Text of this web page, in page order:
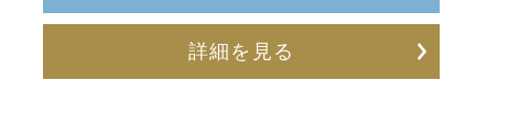
詳細を見る